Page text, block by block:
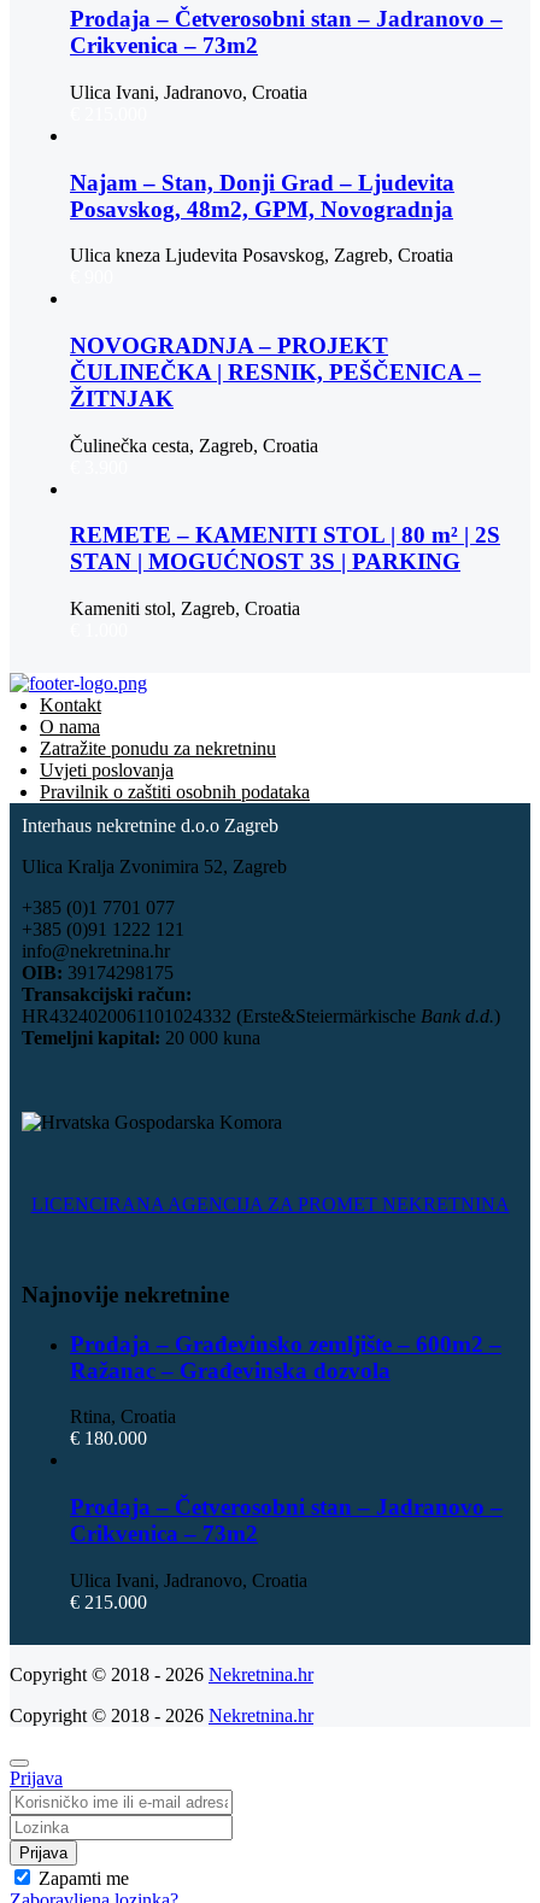
Prodaja – Četverosobni stan – Jadranovo –
Crikvenica – 73m2
Ulica Ivani, Jadranovo, Croatia
Najam – Stan, Donji Grad – Ljudevita
Posavskog, 48m2, GPM, Novogradnja
Ulica kneza Ljudevita Posavskog, Zagreb, Croatia
NOVOGRADNJA – PROJEKT
ČULINEČKA | RESNIK, PEŠČENICA –
ŽITNJAK
Čulinečka cesta, Zagreb, Croatia
REMETE – KAMENITI STOL | 80 m² | 2S
STAN | MOGUĆNOST 3S | PARKING
Kameniti stol, Zagreb, Croatia
Kontakt
O nama
Zatražite ponudu za nekretninu
Uvjeti poslovanja
Pravilnik o zaštiti osobnih podataka
Interhaus nekretnine d.o.o Zagreb
Ulica Kralja Zvonimira 52, Zagreb
+385 (0)1 7701 077
+385 (0)91 1222 121
info@nekretnina.hr
OIB: 39174298175
Transakcijski račun:
HR4324020061101024332 (Erste&Steiermärkische Bank d.d.)
Temeljni kapital: 20 000 kuna
LICENCIRANA AGENCIJA ZA PROMET NEKRETNINA
Najnovije nekretnine
Prodaja – Građevinsko zemljište – 600m2 –
Ražanac – Građevinska dozvola
Rtina, Croatia
€ 180.000
Prodaja – Četverosobni stan – Jadranovo –
Crikvenica – 73m2
Ulica Ivani, Jadranovo, Croatia
€ 215.000
Copyright © 2018 - 2026 Nekretnina.hr
Copyright © 2018 - 2026 Nekretnina.hr
Prijava
Prijava
Zapamti me